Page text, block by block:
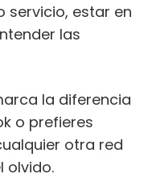
servicio, estar en
las
la diferencia
o prefieres
otra red
olvido.